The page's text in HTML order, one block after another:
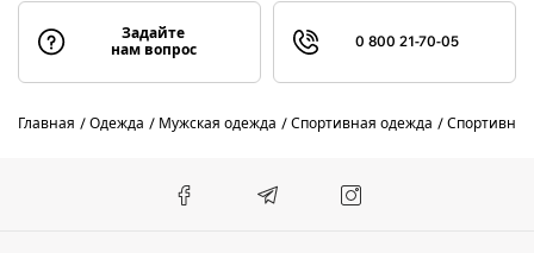
Задайте
нам вопрос
0 800 21-70-05
Главная Одежда Мужская одежда Спортивная одежда